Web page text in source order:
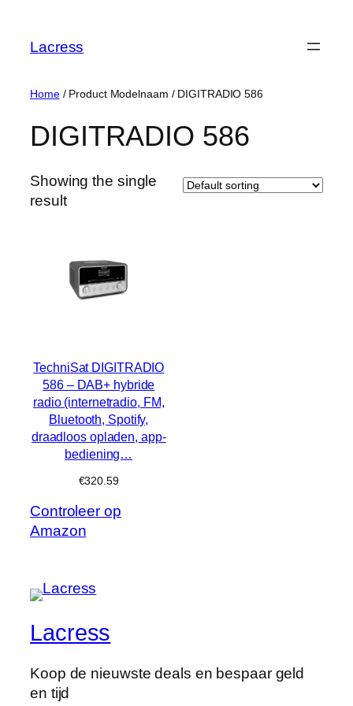
content
Lacress
Home/ Product Modelnaam / ‎DIGITRADIO 586
‎DIGITRADIO 586
Showing the single
result
TechniSat DIGITRADIO
586 – DAB+ hybride
radio (internetradio, FM,
Bluetooth, Spotify,
draadloos opladen, app-
bediening…
€320.59
Controleer op
Amazon
Lacress
Koop de nieuwste deals en bespaar geld
en tijd